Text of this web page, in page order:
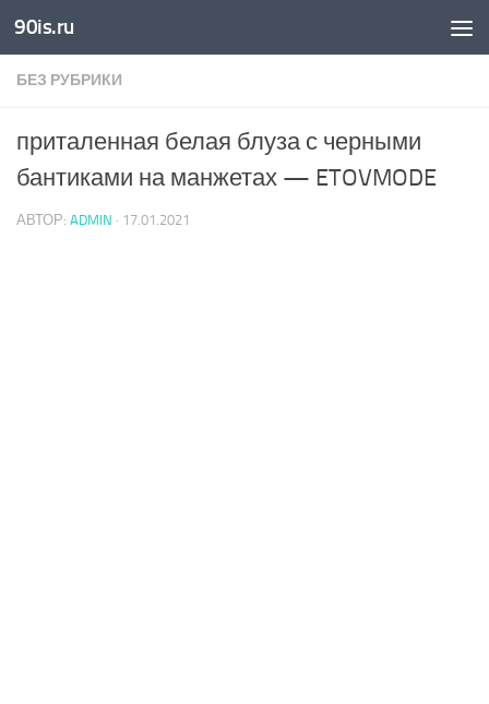
Skip to content
90is.ru
БЕЗ РУБРИКИ
приталенная белая блуза с черными
бантиками на манжетах — ETOVMODE
АВТОР: ADMIN · 17.01.2021